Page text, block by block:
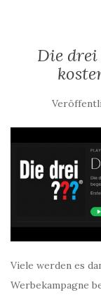
Die
Viele werden es
Werbekampagne